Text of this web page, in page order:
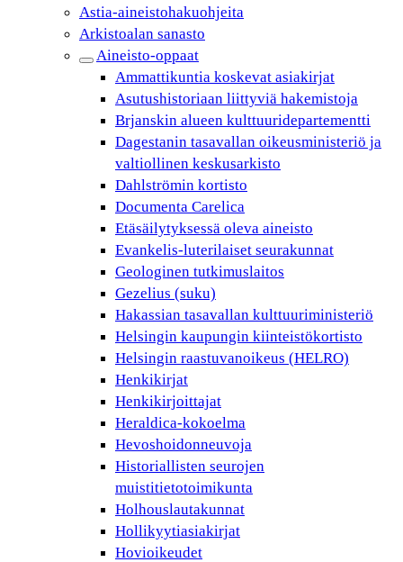
Astia-aineistohakuohjeita
Arkistoalan sanasto
Aineisto-oppaat
Ammattikuntia koskevat asiakirjat
Asutushistoriaan liittyviä hakemistoja
Brjanskin alueen kulttuuridepartementti
Dagestanin tasavallan oikeusministeriö ja
valtiollinen keskusarkisto
Dahlströmin kortisto
Documenta Carelica
Etäsäilytyksessä oleva aineisto
Evankelis-luterilaiset seurakunnat
Geologinen tutkimuslaitos
Gezelius (suku)
Hakassian tasavallan kulttuuriministeriö
Helsingin kaupungin kiinteistökortisto
Helsingin raastuvanoikeus (HELRO)
Henkikirjat
Henkikirjoittajat
Heraldica-kokoelma
Hevoshoidonneuvoja
Historiallisten seurojen
muistitietotoimikunta
Holhouslautakunnat
Hollikyytiasiakirjat
Hovioikeudet